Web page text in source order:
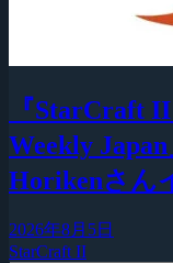
『StarCraft
Weekly
Horikenさん
2026年8月5日
StarCraft II